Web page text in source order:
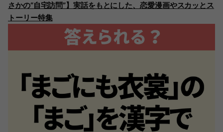
さかの“自宅訪問”】実話をもとにした、恋愛漫画やスカッとス
トーリー特集